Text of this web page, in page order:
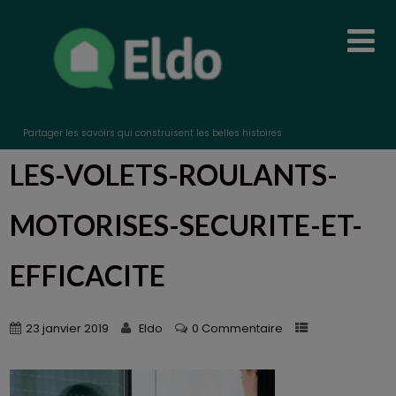
Partager les savoirs qui construisent les belles histoires
LES-VOLETS-ROULANTS-
MOTORISES-SECURITE-ET-
EFFICACITE
23 janvier 2019 Eldo 0 Commentaire